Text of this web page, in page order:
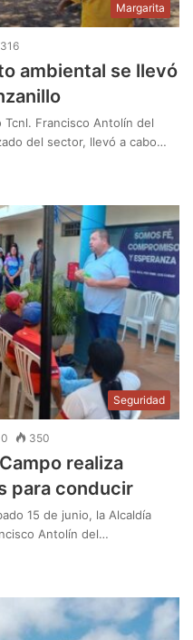
Margarita
316
ambiental se llevó
Tcnl. Francisco Antolín del
del sector, llevó a cabo…
Seguridad
0 350
realiza
para conducir
15 de junio, la Alcaldía
Antolín del…